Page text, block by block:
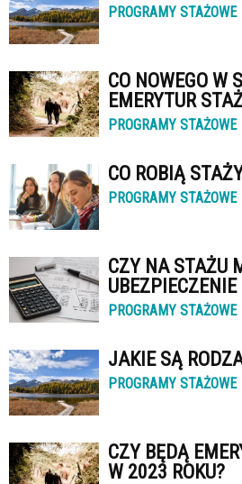
PROGRAMY STAŻOWE
CO NOWEGO W
EMERYTUR
PROGRAMY STAŻOWE
CO ROBIĄ
PROGRAMY STAŻOWE
CZY NA STAŻU
PROGRAMY STAŻOWE
JAKIE SĄ
PROGRAMY STAŻOWE
CZY BĘDĄ
W 2023 ROKU?